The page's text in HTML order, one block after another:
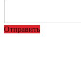
Отправить